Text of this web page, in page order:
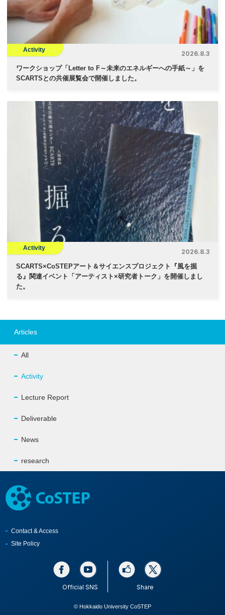
Activity
2026.8.3
ワークショップ「Letter to F～未来のエネルギーへの手紙～」を
SCARTSとの共催展覧会で開催しました。
Activity
2026.8.3
SCARTS×CoSTEPアート＆サイエンスプロジェクト『風を掘
る』関連イベント「アーティスト×研究者トーク」を開催しまし
た。
Articles
All
Activity
Lecture Report
Deliverable
News
research
Contact & Access
Site Policy
Official SNS Share
© Hokkaido University CoSTEP